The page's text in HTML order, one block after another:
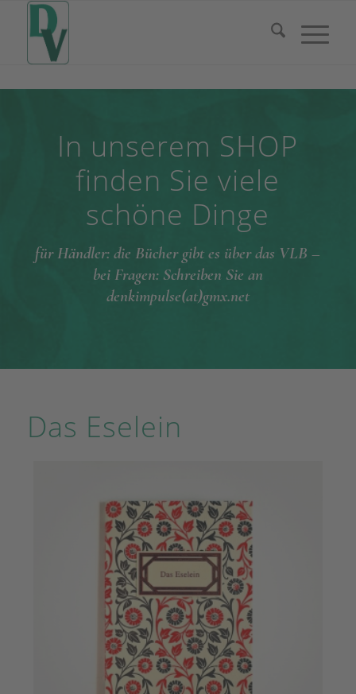
In unserem SHOP
finden Sie viele
schöne Dinge
für Händler: die Bücher gibt es über das VLB –
bei Fragen: Schreiben Sie an
denkimpulse(at)gmx.net
Das Eselein